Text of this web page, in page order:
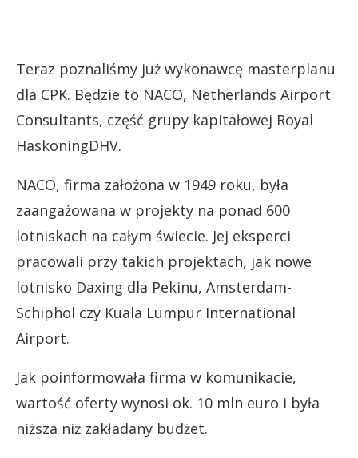
Teraz poznaliśmy już wykonawcę masterplanu
dla CPK. Będzie to NACO, Netherlands Airport
Consultants, część grupy kapitałowej Royal
HaskoningDHV.
NACO, firma założona w 1949 roku, była
zaangażowana w projekty na ponad 600
lotniskach na całym świecie. Jej eksperci
pracowali przy takich projektach, jak nowe
lotnisko Daxing dla Pekinu, Amsterdam-
Schiphol czy Kuala Lumpur International
Airport.
Jak poinformowała firma w komunikacie,
wartość oferty wynosi ok. 10 mln euro i była
niższa niż zakładany budżet.